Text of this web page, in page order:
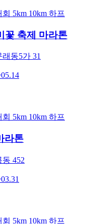
5km 10km 하프
꽃 축제 마라톤
동5가 31
5km 10km 하프
라톤
452
5km 10km 하프